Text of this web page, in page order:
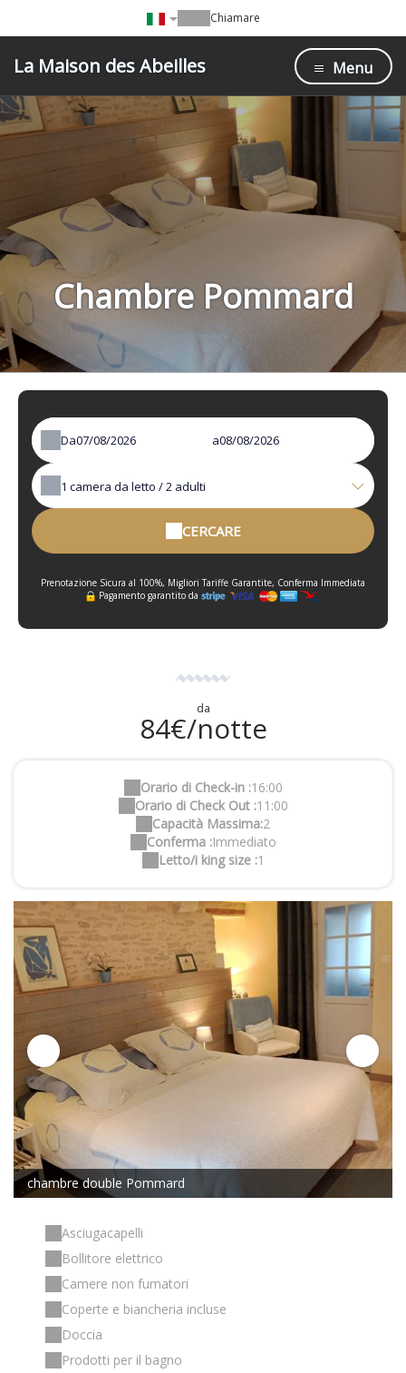
Chiamare
La Maison des Abeilles Menu
Chambre Pommard
Da a
1 camera da letto /2 adulti
CERCARE
Prenotazione Sicura al 100%, Migliori Tariffe Garantite, Conferma Immediata
Pagamento garantito da
da
84€/notte
Orario di Check-in :16:00
Orario di Check Out :11:00
Capacità Massima:2
Conferma :Immediato
Letto/i king size :1
chambre double Pommard
Asciugacapelli
Bollitore elettrico
Camere non fumatori
Coperte e biancheria incluse
Doccia
Prodotti per il bagno